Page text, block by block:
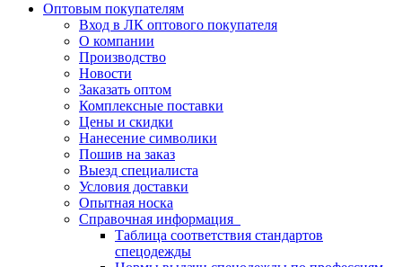
Оптовым покупателям
Вход в ЛК оптового покупателя
О компании
Производство
Новости
Заказать оптом
Комплексные поставки
Цены и скидки
Нанесение символики
Пошив на заказ
Выезд специалиста
Условия доставки
Опытная носка
Справочная информация
Таблица соответствия стандартов
спецодежды